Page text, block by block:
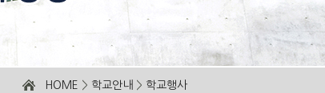
HOME > 학교안내 > 학교행사